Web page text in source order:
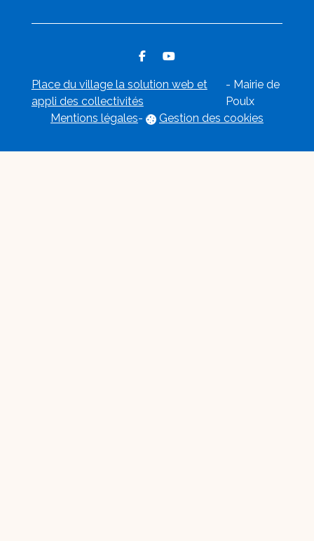
Place du village la solution web et
appli des collectivités
- Mairie de
Poulx
Mentions légales- Gestion des cookies